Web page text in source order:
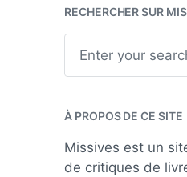
RECHERCHER SUR
h
À PROPOS DE CE SITE
Missives est un
de critiques de